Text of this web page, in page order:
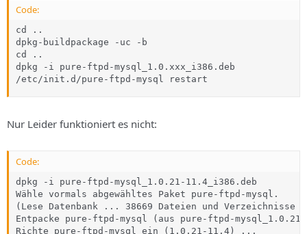
Code:
cd ..
dpkg-buildpackage -uc -b
cd ..
dpkg -i pure-ftpd-mysql_1.0.xxx_i386.deb
/etc/init.d/pure-ftpd-mysql restart
Nur Leider funktioniert es nicht:
Code:
dpkg -i pure-ftpd-mysql_1.0.21-11.4_i386.deb
Wähle vormals abgewähltes Paket pure-ftpd-mysql.
(Lese Datenbank ... 38669 Dateien und
Entpacke pure-ftpd-mysql (aus pure-ftpd-
Richte pure-ftpd-mysql ein (1.0.21-11.4) ...